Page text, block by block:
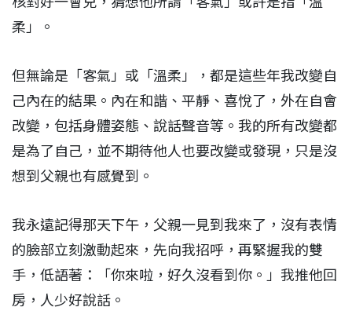
柔」。
但無論是「客氣」或「溫柔」，都是這些年我改變自
己內在的結果。內在和諧、平靜、喜悅了，外在自會
改變，包括身體姿態、說話聲音等。我的所有改變都
是為了自己，並不期待他人也要改變或發現，只是沒
想到父親也有感覺到。
我永遠記得那天下午，父親一見到我來了，沒有表情
的臉部立刻激動起來，先向我招呼，再緊握我的雙
手，低語著：「你來啦，好久沒看到你。」我推他回
房，人少好說話。